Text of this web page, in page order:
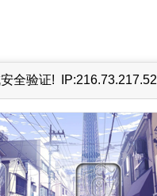
全验证! IP:216.73.217.52